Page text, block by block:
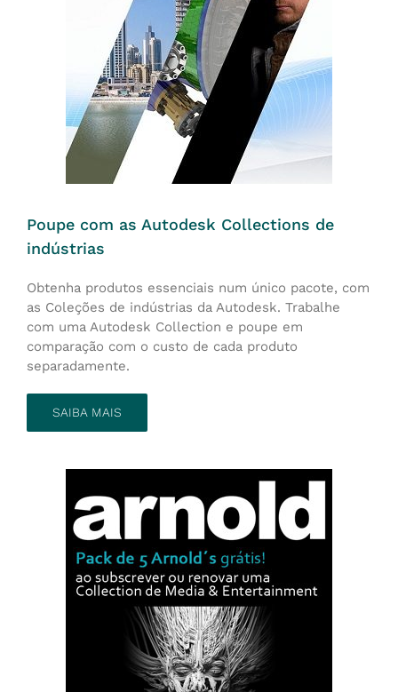
Poupe com as Autodesk Collections de
indústrias
Obtenha produtos essenciais num único pacote, com
as Coleções de indústrias da Autodesk. Trabalhe
com uma Autodesk Collection e poupe em
comparação com o custo de cada produto
separadamente.
SAIBA MAIS